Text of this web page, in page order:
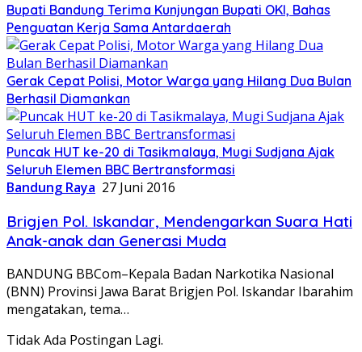
Bupati Bandung Terima Kunjungan Bupati OKI, Bahas
Penguatan Kerja Sama Antardaerah
Gerak Cepat Polisi, Motor Warga yang Hilang Dua Bulan
Berhasil Diamankan
Puncak HUT ke-20 di Tasikmalaya, Mugi Sudjana Ajak
Seluruh Elemen BBC Bertransformasi
Bandung Raya 27 Juni 2016
Brigjen Pol. Iskandar, Mendengarkan Suara Hati
Anak-anak dan Generasi Muda
BANDUNG BBCom–Kepala Badan Narkotika Nasional
(BNN) Provinsi Jawa Barat Brigjen Pol. Iskandar Ibarahim
mengatakan, tema…
Tidak Ada Postingan Lagi.